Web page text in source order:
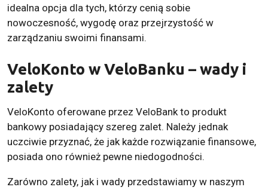
idealna opcja dla tych, którzy cenią sobie
nowoczesność, wygodę oraz przejrzystość w
zarządzaniu swoimi finansami.
VeloKonto w VeloBanku – wady i
zalety
VeloKonto oferowane przez VeloBank to produkt
bankowy posiadający szereg zalet. Należy jednak
uczciwie przyznać, że jak każde rozwiązanie finansowe,
posiada ono również pewne niedogodności.
Zarówno zalety, jak i wady przedstawiamy w naszym